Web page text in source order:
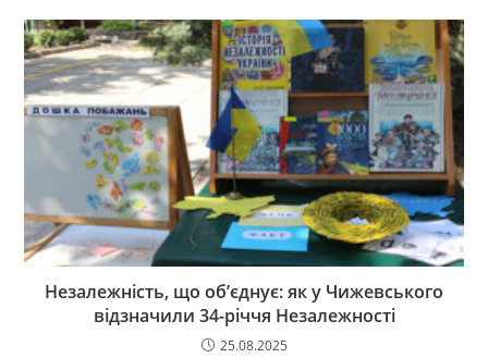
Незалежність, що об’єднує: як у Чижевського
відзначили 34-річчя Незалежності
25.08.2025